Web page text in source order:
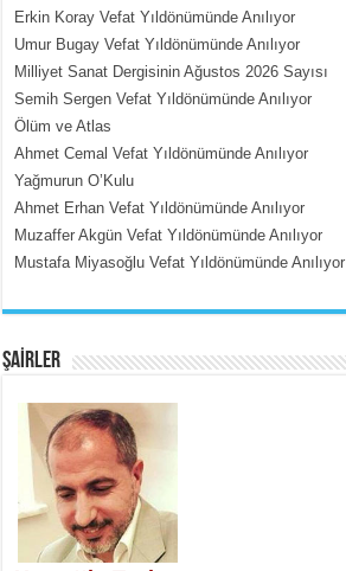
MEHMET ÇOBAN
İçerdeki Put Dışardaki Maskeler...
SATILMIŞ ÜMİT ÇETİNKAYA
Erkenlik...
Erkin Koray Vefat Yıldönümünde Anılıyor
Umur Bugay Vefat Yıldönümünde Anılıyor
Milliyet Sanat Dergisinin Ağustos 2026 Sayısı
Semih Sergen Vefat Yıldönümünde Anılıyor
Ölüm ve Atlas
Ahmet Cemal Vefat Yıldönümünde Anılıyor
Yağmurun O’Kulu
Ahmet Erhan Vefat Yıldönümünde Anılıyor
Muzaffer Akgün Vefat Yıldönümünde Anılıyor
Mustafa Miyasoğlu Vefat Yıldönümünde Anılıyor
ŞAİRLER